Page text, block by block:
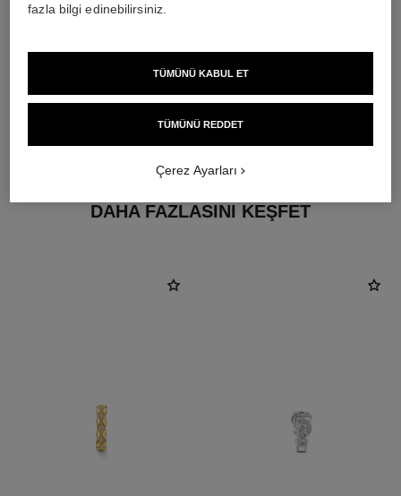
DAHA FAZLASINI KEŞFET
fazla bilgi edinebilirsiniz.
TÜMÜNÜ REDDET
TÜMÜNÜ KABUL ET
Çerez Ayarları